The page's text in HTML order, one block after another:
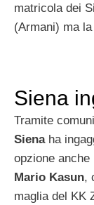
matricola dei
(Armani) ma
Siena
Tramite
Sienaha
opzione
Mario Kasun,
maglia del KK